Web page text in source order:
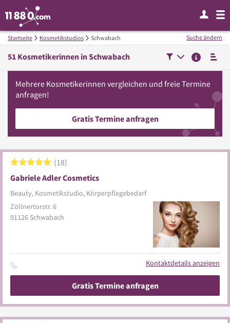
Startseite Kosmetikstudios Schwabach
51 Kosmetikerinnen inSchwabach
Suche ändern
Mehrere Kosmetikerinnen vergleichen und freie Termine
anfragen!
Gratis Termine anfragen
Gabriele Adler Cosmetics
Beauty, Kosmetikstudio, Körperpflegebedarf
18
Zöllnertorstr. 6
91126 Schwabach
Kontaktdetails anzeigen
Gratis Termine anfragen